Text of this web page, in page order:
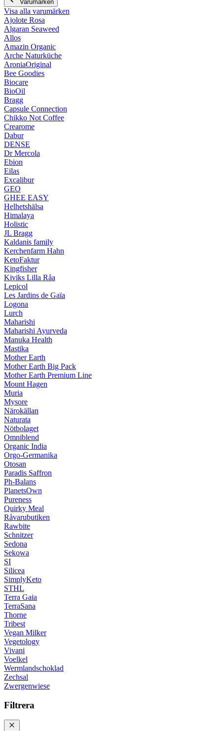
Varumärken
Visa alla varumärken
Ajolote Rosa
Algaran Seaweed
Allos
Amazin Organic
Arche Naturküche
AroniaOriginal
Bee Goodies
Biocare
BioOil
Bragg
Capsule Connection
Chikko Not Coffee
Crearome
Dabur
DENSE
Dr Mercola
Ebion
Eilas
Excalibur
GEO
GHEE EASY
Helhetshälsa
Himalaya
Holistic
JL Bragg
Kaldanis family
Kerchenfarm Hahn
KetoFaktur
Kingfisher
Kiviks Lilla Råa
Lepicol
Les Jardins de Gaïa
Logona
Lurch
Maharishi
Maharishi Ayurveda
Manuka Health
Mastika
Mother Earth
Mother Earth Big Pack
Mother Earth Premium Line
Mount Hagen
Muria
Mysore
Närokällan
Naturata
Nötbolaget
Omniblend
Organic India
Orgo-Germanika
Otosan
Paradis Saffron
Ph-Balans
PlanetsOwn
Pureness
Quirky Meal
Råvarubutiken
Rawbite
Schnitzer
Sedona
Sekowa
SI
Silicea
SimplyKeto
STHL
Terra Gaia
TerraSana
Thorne
Tribest
Vegan Milker
Vegetology
Vivani
Voelkel
Wermlandschoklad
Zechsal
Zwergenwiese
Filtrera